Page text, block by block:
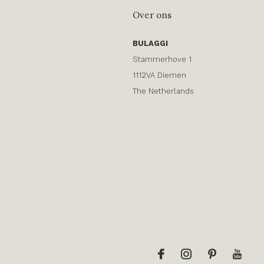
Over ons
BULAGGI
Stammerhove 1
1112VA Diemen
The Netherlands